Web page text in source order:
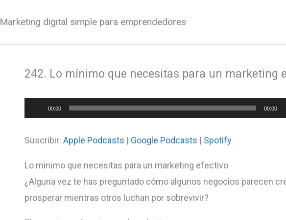
Marketing digital simple para emprendedores
242. Lo mínimo que necesitas para un marketing
Reproductor
audio
00:00 00:00
Suscribir:Apple Podcasts | Google Podcasts | Spotify
Lo mínimo que necesitas para un marketing efectivo
¿Alguna vez te has preguntado cómo algunos negocios parecen
prosperar mientras otros luchan por sobrevivir?